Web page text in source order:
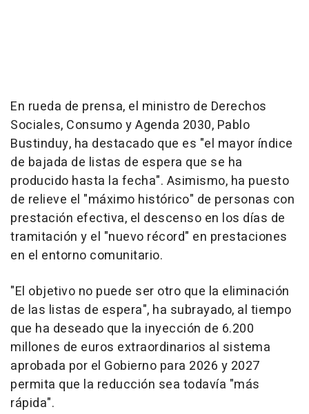
En rueda de prensa, el ministro de Derechos
Sociales, Consumo y Agenda 2030, Pablo
Bustinduy, ha destacado que es "el mayor índice
de bajada de listas de espera que se ha
producido hasta la fecha". Asimismo, ha puesto
de relieve el "máximo histórico" de personas con
prestación efectiva, el descenso en los días de
tramitación y el "nuevo récord" en prestaciones
en el entorno comunitario.
"El objetivo no puede ser otro que la eliminación
de las listas de espera", ha subrayado, al tiempo
que ha deseado que la inyección de 6.200
millones de euros extraordinarios al sistema
aprobada por el Gobierno para 2026 y 2027
permita que la reducción sea todavía "más
rápida".